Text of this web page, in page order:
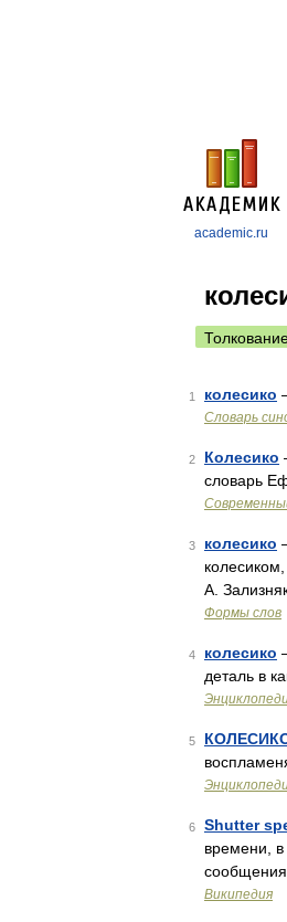
academic.ru
1 колесико
Словарь
2 Колесико
словарь
3 колесико
А.
Формы слов
4 колесико
деталь в
5
6 Shutter
времени, в
сообщения
Википедия